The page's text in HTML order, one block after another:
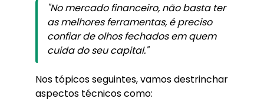
"No mercado financeiro, não basta ter
as melhores ferramentas, é preciso
confiar de olhos fechados em quem
cuida do seu capital."
Nos tópicos seguintes, vamos destrinchar
aspectos técnicos como: